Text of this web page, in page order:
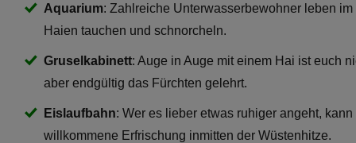
Aquarium: Zahlreiche Unterwasserbewohner leben
Haien tauchen und schnorcheln.
Gruselkabinett: Auge in Auge mit einem Hai ist euch
aber endgültig das Fürchten gelehrt.
Eislaufbahn: Wer es lieber etwas ruhiger angeht,
willkommene Erfrischung inmitten der Wüstenhitze.